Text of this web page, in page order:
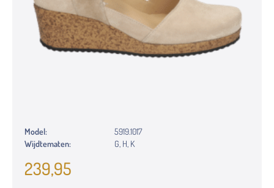
Model:
5919.1017
Wijdtematen:
G, H, K
239,95